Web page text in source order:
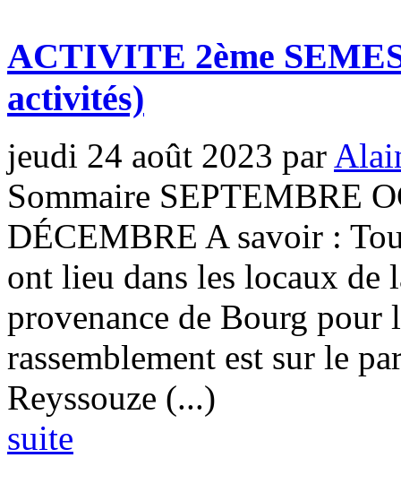
ACTIVITE 2ème
activités)
jeudi 24 août 2023 par
Sommaire SEPTEMBRE
DÉCEMBRE A savoir :
ont lieu dans les locaux
provenance de Bourg pour
rassemblement est sur le
Reyssouze (...)
suite